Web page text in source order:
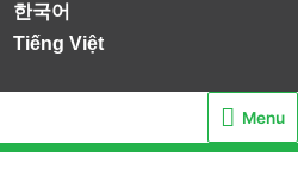
한국어
Tiếng Việt
Menu
Menu